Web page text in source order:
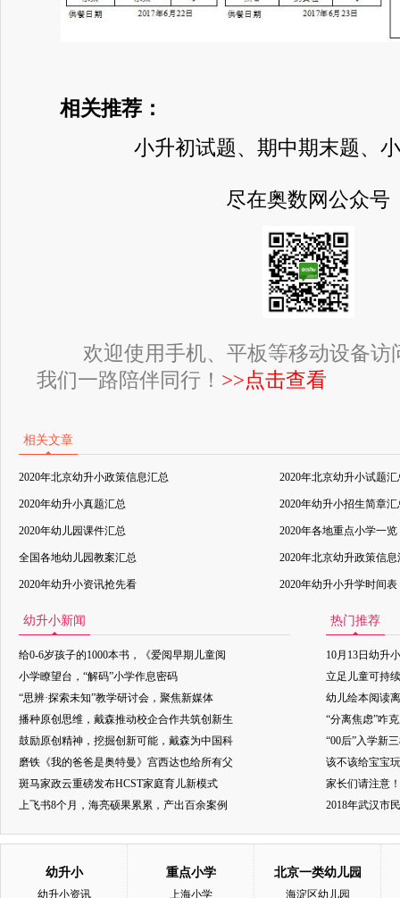
相关推荐：
小升初试题、期中期末题、
尽在奥数网公众号
欢迎使用手机、平板等移动设备访
我们一路陪伴同行！ >>点击查看
相关文章
2020年北京幼升小政策信息汇总 2020年北京幼升小试题汇
2020年幼升小真题汇总 2020年幼升小招生简章汇
2020年幼儿园课件汇总 2020年各地重点小学一览
全国各地幼儿园教案汇总 2020年北京幼升政策信息
2020年幼升小资讯抢先看 2020年幼升小升学时间表
幼升小新闻
给0-6岁孩子的1000本书，《爱阅早期儿童阅
小学瞭望台，“解码”小学作息密码
“思辨·探索未知”教学研讨会，聚焦新媒体
播种原创思维，戴森推动校企合作共筑创新生
鼓励原创精神，挖掘创新可能，戴森为中国科
磨铁《我的爸爸是奥特曼》宫西达也给所有父
斑马家政云重磅发布HCST家庭育儿新模式
上飞书8个月，海亮硕果累累，产出百余案例
热门推荐
10月13日幼升
立足儿童可持
幼儿绘本阅读
“分离焦虑”咋
“00后”入学新
该不该给宝宝
家长们请注意
2018年武汉市
幼升小
幼升小资讯
重点小学
上海小学
北京一类幼儿园
海淀区幼儿园